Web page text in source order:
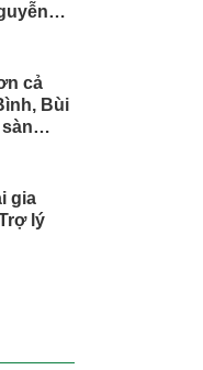
cả
Bùi
gia
lý
sản